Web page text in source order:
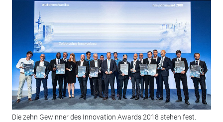
Die zehn Gewinner des Innovation Awards 2018 stehen fest.